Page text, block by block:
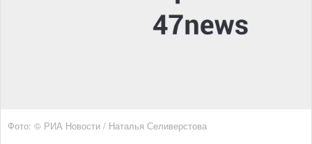
Фото: © РИА Новости / Наталья Селиверстова